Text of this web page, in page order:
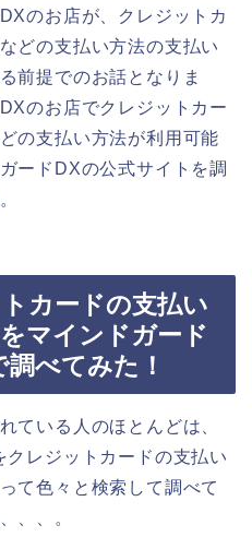
のお店が、クレジットカ
どの支払い方法の支払い
前提でのお話となりま
のお店でクレジットカー
の支払い方法が利用可能
ードDXの公式サイトを調
カードの支払い
マインドガード
べてみた！
ている人のほとんどは、
レジットカードの支払い
て色々と検索して調べて
、、。